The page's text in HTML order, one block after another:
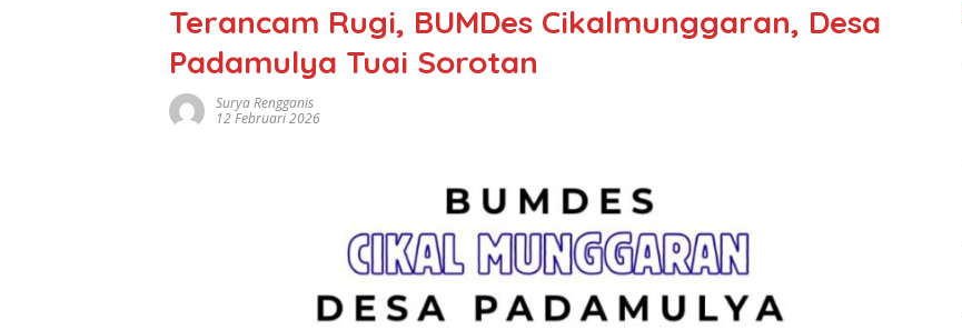
Terancam Rugi, BUMDes Cikalmunggaran, Desa
Padamulya Tuai Sorotan
Surya Rengganis
12 Februari 2026